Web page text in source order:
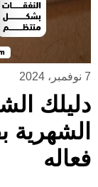
7 نوفمبر، 2024
دليلك
فعاله